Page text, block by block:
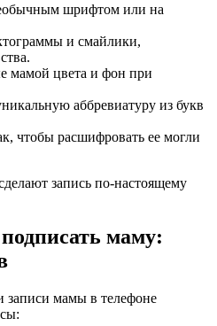
шрифтом или на
и смайлики,
мамой цвета и фон при
аббревиатуру из букв
чтобы расшифровать ее могли
запись по-настоящему
маму:
записи мамы в телефоне